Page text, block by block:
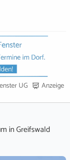
UG Anzeige
inGreifswald